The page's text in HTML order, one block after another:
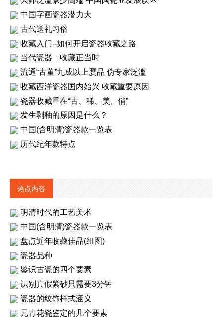
中国字画瓷器潜力大
古代送礼习俗
收藏入门--如何开启瓷器收藏之路
当代瓷器：收藏正当时
流通“古董”九成以上赝品 伪专家泛滥
收藏西洋瓷器国内始兴 收藏重要原因
瓷器收藏重在“古、稀、美、俏”
发生剥釉的原因是什么？
中国(含明清)瓷器款一览表
历代纪年款特点
热点内容
明清时代的工艺美术
中国(含明清)瓷器款一览表
盘点近年收藏佳品(组图)
瓷器品种
鉴识古瓷的四个要素
识别真假紫砂只需要3分钟
瓷器的纹饰样式涵义
元青花瓷鉴定的几个要素